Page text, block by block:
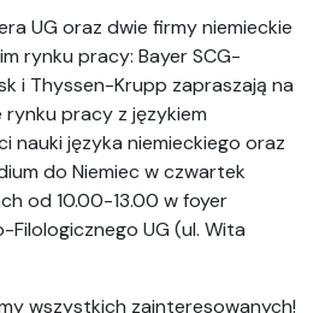
UG oraz dwie firmy niemieckie
rynku pracy: Bayer SCG-
i Thyssen-Krupp zapraszają na
pracy z językiem
nauki języka niemieckiego oraz
do Niemiec w czwartek
od 10.00-13.00 w foyer
Filologicznego UG (ul. Wita
wszystkich zainteresowanych!